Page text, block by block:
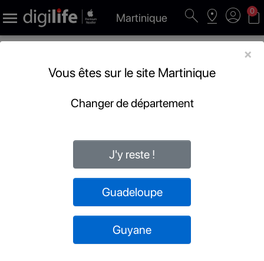
 Martinique search pin_drop account_circle shopping_bag
0
×
Vous êtes sur le site Martinique
Changer de département
J'y reste !
Guadeloupe
Guyane